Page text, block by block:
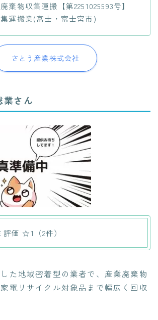
棄物収集運搬【第2251025593号】
運搬業(富士・富士宮市)
さとう産業株式会社
業さん
価 ☆1（2件）
た地域密着型の業者で、産業廃棄物
電リサイクル対象品まで幅広く回収